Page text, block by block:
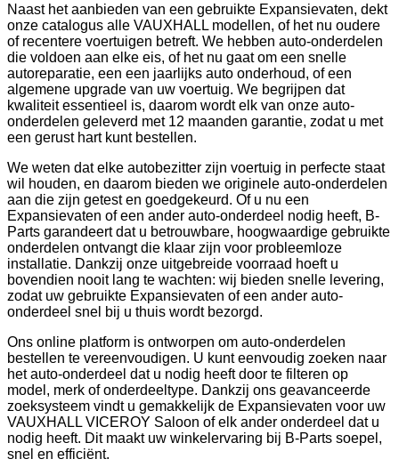
Naast het aanbieden van een gebruikte Expansievaten, dekt
onze catalogus alle VAUXHALL modellen, of het nu oudere
of recentere voertuigen betreft. We hebben auto-onderdelen
die voldoen aan elke eis, of het nu gaat om een snelle
autoreparatie, een een jaarlijks auto onderhoud, of een
algemene upgrade van uw voertuig. We begrijpen dat
kwaliteit essentieel is, daarom wordt elk van onze auto-
onderdelen geleverd met 12 maanden garantie, zodat u met
een gerust hart kunt bestellen.
We weten dat elke autobezitter zijn voertuig in perfecte staat
wil houden, en daarom bieden we originele auto-onderdelen
aan die zijn getest en goedgekeurd. Of u nu een
Expansievaten of een ander auto-onderdeel nodig heeft, B-
Parts garandeert dat u betrouwbare, hoogwaardige gebruikte
onderdelen ontvangt die klaar zijn voor probleemloze
installatie. Dankzij onze uitgebreide voorraad hoeft u
bovendien nooit lang te wachten: wij bieden snelle levering,
zodat uw gebruikte Expansievaten of een ander auto-
onderdeel snel bij u thuis wordt bezorgd.
Ons online platform is ontworpen om auto-onderdelen
bestellen te vereenvoudigen. U kunt eenvoudig zoeken naar
het auto-onderdeel dat u nodig heeft door te filteren op
model, merk of onderdeeltype. Dankzij ons geavanceerde
zoeksysteem vindt u gemakkelijk de Expansievaten voor uw
VAUXHALL VICEROY Saloon of elk ander onderdeel dat u
nodig heeft. Dit maakt uw winkelervaring bij B-Parts soepel,
snel en efficiënt.